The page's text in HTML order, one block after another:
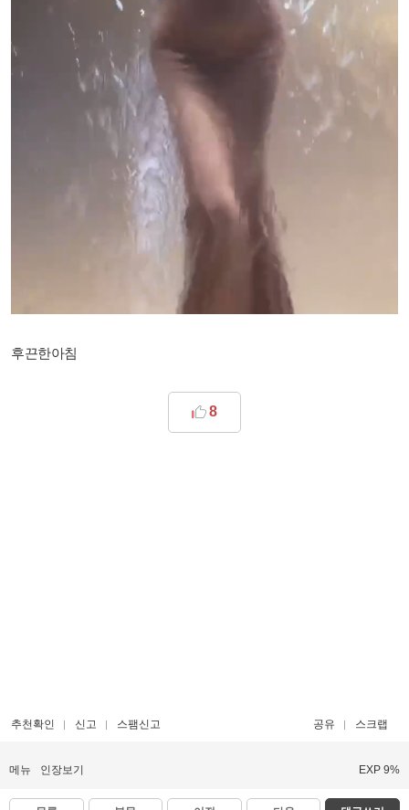
후끈한아침​
8
추천확인 신고 스팸신고 공유 스크랩
메뉴 인장보기 EXP 9%